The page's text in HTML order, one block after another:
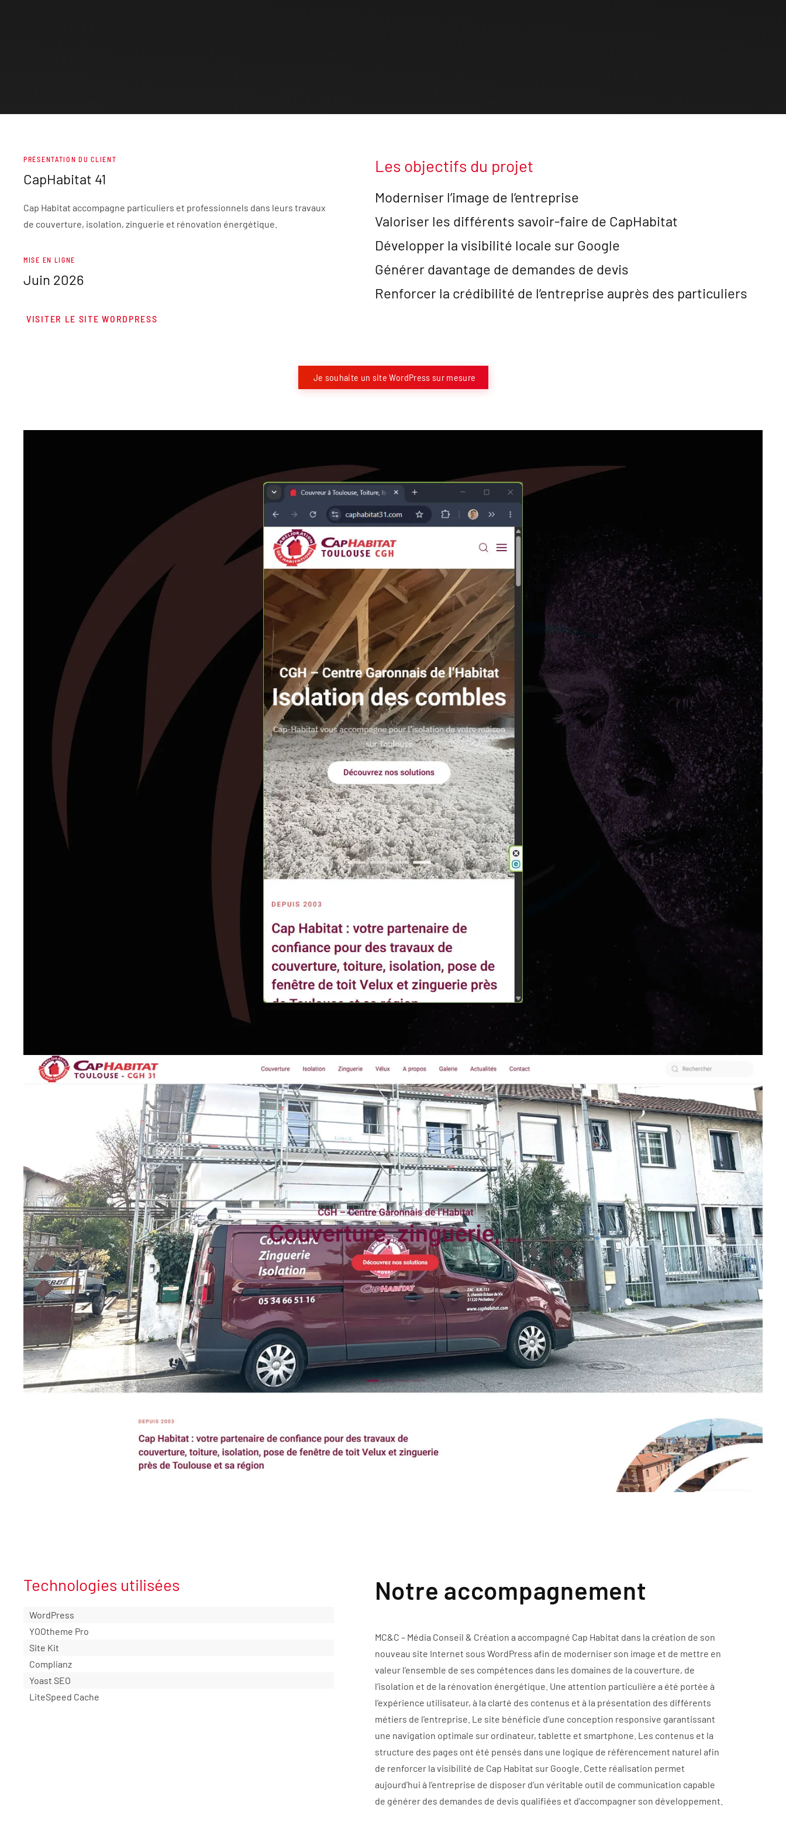
PRÉSENTATION DU CLIENT
CapHabitat 41
Cap Habitat accompagne particuliers et professionnels dans leurs travaux
de couverture, isolation, zinguerie et rénovation énergétique.
MISE EN LIGNE
Juin 2026
VISITER LE SITE WORDPRESS
Les objectifs du projet
Moderniser l’image de l’entreprise
Valoriser les différents savoir-faire de CapHabitat
Développer la visibilité locale sur Google
Générer davantage de demandes de devis
Renforcer la crédibilité de l’entreprise auprès des particuliers
Je souhaite un site WordPress sur mesure
Technologies utilisées
WordPress
YOOtheme Pro
Site Kit
Complianz
Yoast SEO
LiteSpeed Cache
Notre accompagnement
MC&C – Média Conseil & Création a accompagné Cap Habitat dans la création de son
nouveau site Internet sous WordPress afin de moderniser son image et de mettre en
valeur l’ensemble de ses compétences dans les domaines de la couverture, de
l’isolation et de la rénovation énergétique. Une attention particulière a été portée à
l’expérience utilisateur, à la clarté des contenus et à la présentation des différents
métiers de l’entreprise. Le site bénéficie d’une conception responsive garantissant
une navigation optimale sur ordinateur, tablette et smartphone. Les contenus et la
structure des pages ont été pensés dans une logique de référencement naturel afin
de renforcer la visibilité de Cap Habitat sur Google. Cette réalisation permet
aujourd’hui à l’entreprise de disposer d’un véritable outil de communication capable
de générer des demandes de devis qualifiées et d’accompagner son développement.